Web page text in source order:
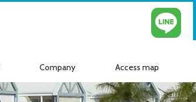
Company
会社紹介
Access map
アクセス